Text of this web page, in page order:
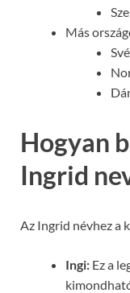
Más
Hogyan
Ingrid
Az Ingrid névhez a
Ingi: Ez a